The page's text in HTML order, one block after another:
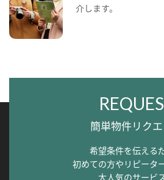
介します。
簡単物件リク
希望条件を伝える
初めての方やリピータ
大人気のサービス